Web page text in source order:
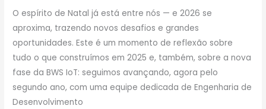
O espírito de Natal já está entre nós — e 2026 se
aproxima, trazendo novos desafios e grandes
oportunidades. Este é um momento de reflexão sobre
tudo o que construímos em 2025 e, também, sobre a nova
fase da BWS IoT: seguimos avançando, agora pelo
segundo ano, com uma equipe dedicada de Engenharia de
Desenvolvimento